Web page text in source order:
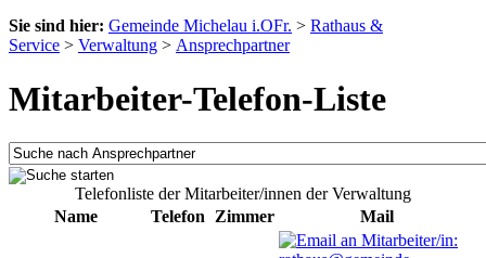
Sie sind hier: Gemeinde Michelau i.OFr. > Rathaus &
Service > Verwaltung > Ansprechpartner
Mitarbeiter-Telefon-Liste
Telefonliste der Mitarbeiter/innen der Verwaltung
Name
Telefon Zimmer Mail